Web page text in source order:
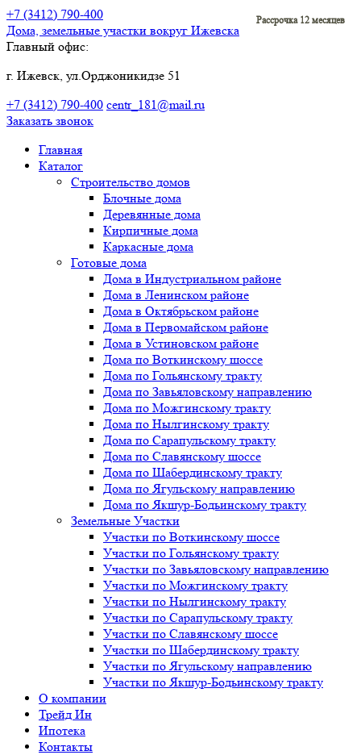
+7 (3412) 790-400
Дома, земельные участки вокруг Ижевска
Главный офис:
г. Ижевск, ул.Орджоникидзе 51
+7 (3412) 790-400 centr_181@mail.ru
Заказать звонок
Главная
Каталог
Строительство домов
Блочные дома
Деревянные дома
Кирпичные дома
Каркасные дома
Готовые дома
Дома в Индустриальном районе
Дома в Ленинском районе
Дома в Октябрьском районе
Дома в Первомайском районе
Дома в Устиновском районе
Дома по Воткинскому шоссе
Дома по Гольянскому тракту
Дома по Завьяловскому направлению
Дома по Можгинскому тракту
Дома по Нылгинскому тракту
Дома по Сарапульскому тракту
Дома по Славянскому шоссе
Дома по Шабердинскому тракту
Дома по Ягульскому направлению
Дома по Якшур-Бодьинскому тракту
Земельные Участки
Участки по Воткинскому шоссе
Участки по Гольянскому тракту
Участки по Завьяловскому направлению
Участки по Можгинскому тракту
Участки по Нылгинскому тракту
Участки по Сарапульскому тракту
Участки по Славянскому шоссе
Участки по Шабердинскому тракту
Участки по Ягульскому направлению
Участки по Якшур-Бодьинскому тракту
О компании
Трейд Ин
Ипотека
Контакты
Рассрочка 12 месяцев